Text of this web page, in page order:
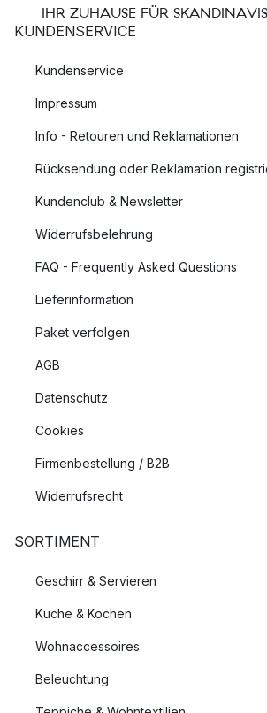
IHR ZUHAUSE FÜR
KUNDENSERVICE
Kundenservice
Impressum
Info - Retouren und Reklamationen
Rücksendung oder Reklamation
Kundenclub & Newsletter
Widerrufsbelehrung
FAQ - Frequently Asked Questions
Lieferinformation
Paket verfolgen
AGB
Datenschutz
Cookies
Firmenbestellung / B2B
Widerrufsrecht
SORTIMENT
Geschirr & Servieren
Küche & Kochen
Wohnaccessoires
Beleuchtung